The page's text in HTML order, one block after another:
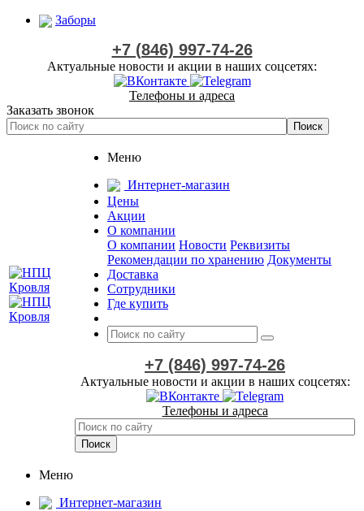
Заборы
+7 (846) 997-74-26
Актуальные новости и акции в наших соцсетях:
Телефоны и адреса
Заказать звонок
Меню
Интернет-магазин
Цены
Акции
О компании
О компании Новости Реквизиты
Рекомендации по хранению Документы
Доставка
Сотрудники
Где купить
+7 (846) 997-74-26
Актуальные новости и акции в наших соцсетях:
Телефоны и адреса
Меню
Интернет-магазин